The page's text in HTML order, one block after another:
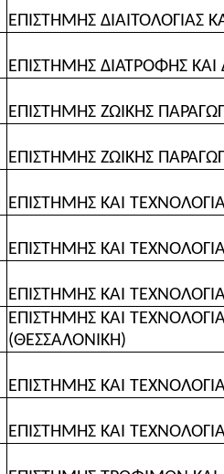
ΕΠΙΣΤΗΜΗΣ ΔΙΑΙΤΟΛΟΓΙΑΣ
ΕΠΙΣΤΗΜΗΣ ΔΙΑΤΡΟΦΗΣ
ΕΠΙΣΤΗΜΗΣ ΖΩΙΚΗΣ
ΕΠΙΣΤΗΜΗΣ ΖΩΙΚΗΣ
ΕΠΙΣΤΗΜΗΣ ΚΑΙ
ΕΠΙΣΤΗΜΗΣ ΚΑΙ
ΕΠΙΣΤΗΜΗΣ ΚΑΙ
ΕΠΙΣΤΗΜΗΣ ΚΑΙ
(ΘΕΣΣΑΛΟΝΙΚΗ)
ΕΠΙΣΤΗΜΗΣ ΚΑΙ
ΕΠΙΣΤΗΜΗΣ ΚΑΙ